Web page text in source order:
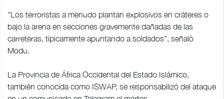
"Los terroristas a menudo plantan explosivos en cráteres o
bajo la arena en secciones gravemente dañadas de las
carreteras, típicamente apuntando a soldados", señaló
Modu.
La Provincia de África Occidental del Estado Islámico,
también conocida como ISWAP, se responsabilizó del ataque